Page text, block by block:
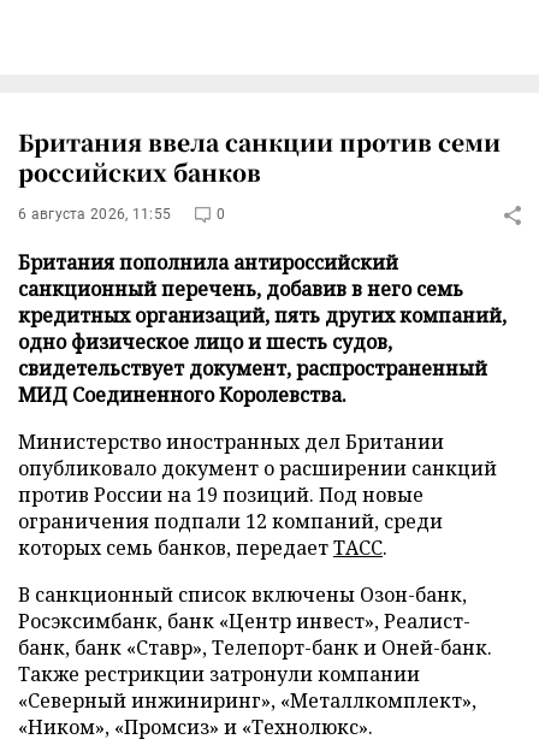
Британия ввела санкции против семи
российских банков
6 августа 2026, 11:55 0
Британия пополнила антироссийский
санкционный перечень, добавив в него семь
кредитных организаций, пять других компаний,
одно физическое лицо и шесть судов,
свидетельствует документ, распространенный
МИД Соединенного Королевства.
Министерство иностранных дел Британии
опубликовало документ о расширении санкций
против России на 19 позиций. Под новые
ограничения подпали 12 компаний, среди
которых семь банков, передаетТАСС.
В санкционный список включены Озон-банк,
Росэксимбанк, банк «Центр инвест», Реалист-
банк, банк «Ставр», Телепорт-банк и Оней-банк.
Также рестрикции затронули компании
«Северный инжиниринг», «Металлкомплект»,
«Ником», «Промсиз» и «Технолюкс».